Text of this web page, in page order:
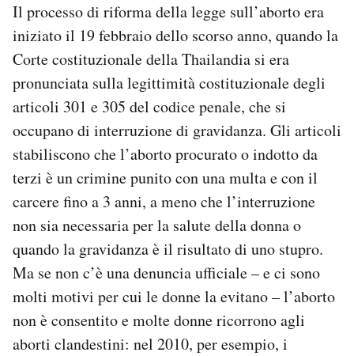
Il processo di riforma della legge sull’aborto era
iniziato il 19 febbraio dello scorso anno, quando la
Corte costituzionale della Thailandia si era
pronunciata sulla legittimità costituzionale degli
articoli 301 e 305 del codice penale, che si
occupano di interruzione di gravidanza. Gli articoli
stabiliscono che l’aborto procurato o indotto da
terzi è un crimine punito con una multa e con il
carcere fino a 3 anni, a meno che l’interruzione
non sia necessaria per la salute della donna o
quando la gravidanza è il risultato di uno stupro.
Ma se non c’è una denuncia ufficiale – e ci sono
molti motivi per cui le donne la evitano – l’aborto
non è consentito e molte donne ricorrono agli
aborti clandestini: nel 2010, per esempio, i